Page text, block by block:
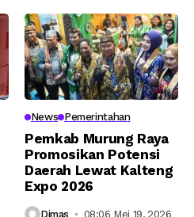
News Pemerintahan
Pemkab Murung Raya
Promosikan Potensi
Daerah Lewat Kalteng
Expo 2026
Dimas 08:06 Mei 19, 2026